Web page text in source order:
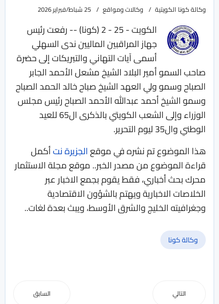
وكالة كونا الكويتية وكالات ومواقع 25 شباط/فبراير 2026
الكويت - 25 - 2 (كونا) -- رفعت رئيس
جهاز المراقبين الماليين ندى السهلي
أسمى آيات التهاني والتبريكات إلى حضرة
صاحب السمو أمير البلاد الشيخ مشعل الأحمد الجابر
الصباح وسمو ولي العهد الشيخ صباح خالد الحمد الصباح
وسمو الشيخ أحمد عبدالله الأحمد الصباح رئيس مجلس
الوزراء وإلى الشعب الكويتي بالذكرى ال65 للعيد
الوطني وال35 ليوم التحرير.
هذا الموضوع تم نشره في موقعالجزيرة نتأكمل
قراءة الموضوع من مصدر الخبر.. موقع مجلة الاستثمار
محرك بحث أخباري، فقط يقوم بجمع الاخبار عبر
الخلاصات الاخبارية ويهتم بالشؤون الاقتصادية
وجغرافيته الخليج والشرق الأوسط، ويبث بعدة لغات..
وكالة كونا
السابق التالي